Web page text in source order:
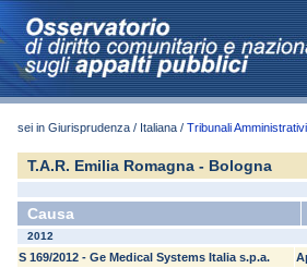
sei in Giurisprudenza / Italiana / Tribunali
T.A.R. Emilia Romagna - Bologna
Causa
2012
S 169/2012 - Ge Medical Systems Italia s.p.a.